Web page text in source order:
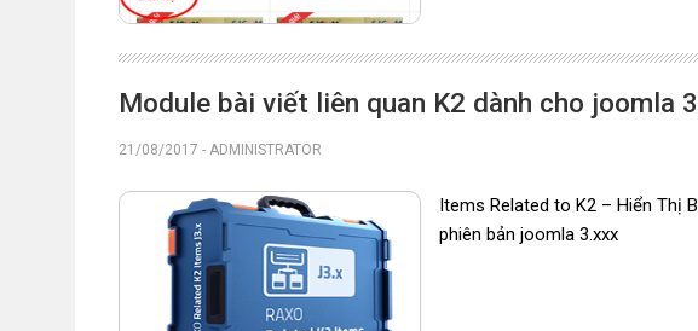
Module bài viết liên quan K2 dành cho joomla
21/08/2017 - ADMINISTRATOR
Items Related to K2 – Hiển Thị
phiên bản joomla 3.xxx